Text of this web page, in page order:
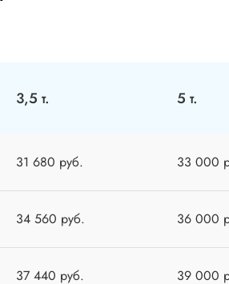
3,5 т. 5 т.
31 680 руб. 33 000
34 560 руб. 36 000
37 440 руб. 39 000